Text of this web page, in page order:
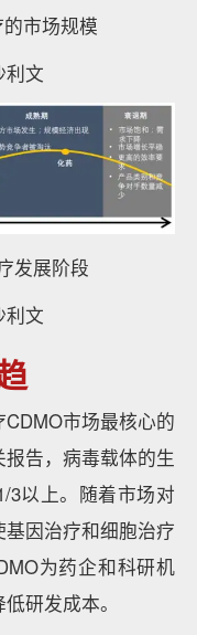
市场规模
利文
发展阶段
利文
市场最核心的
告，病毒载体的生
3以上。随着市场对
因治疗和细胞治疗
为药企和科研机
研发成本。